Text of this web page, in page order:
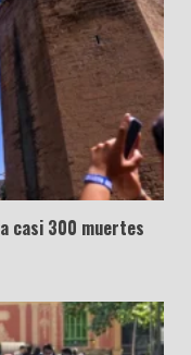
casi 300 muertes